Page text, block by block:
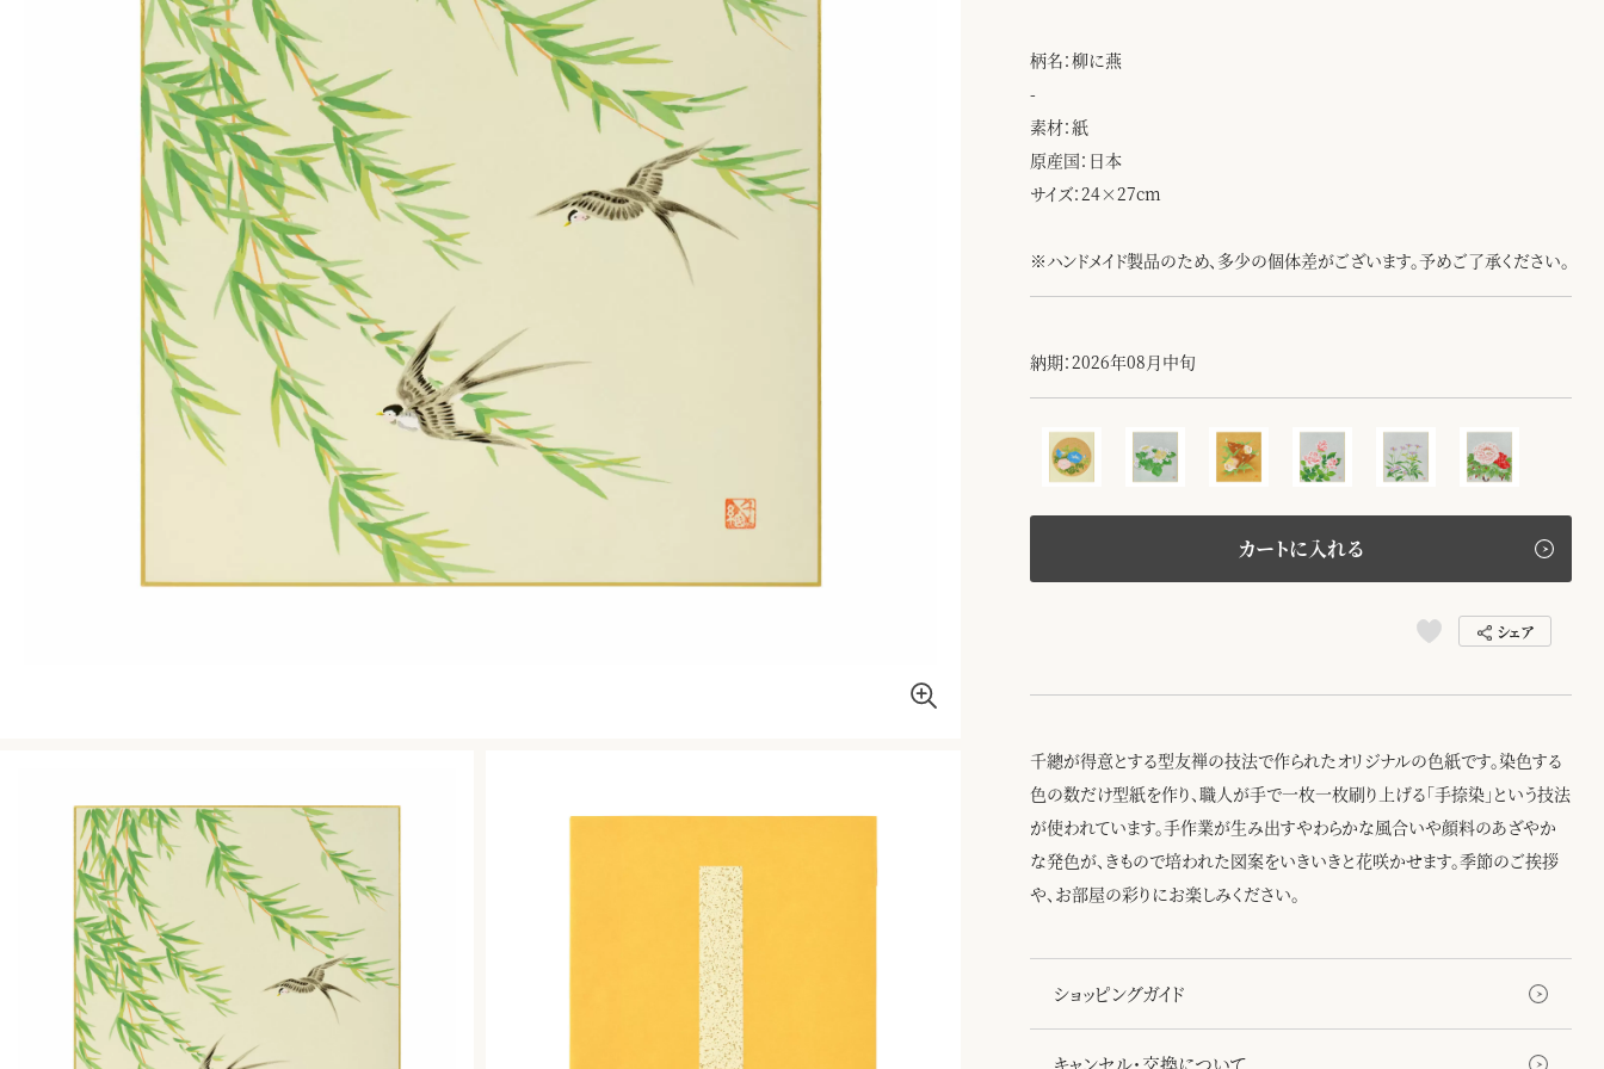
柄名：柳に燕
-
素材：紙
原産国：日本
サイズ：24×27cm
※ハンドメイド製品のため、多少の個体差がございます。予めご了承ください。
納期：2026年08月中旬
カートに入れる
シェア
千總が得意とする型友禅の技法で作られたオリジナルの色紙です。染色する
色の数だけ型紙を作り、職人が手で一枚一枚刷り上げる「手捺染」という技法
が使われています。手作業が生み出すやわらかな風合いや顔料のあざやか
な発色が、きもので培われた図案をいきいきと花咲かせます。季節のご挨拶
や、お部屋の彩りにお楽しみください。
ショッピングガイド
キャンセル・交換について